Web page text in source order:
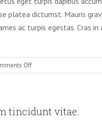
platea dictumst. Mauris
ac turpis egestas. Cras
Offon
Vestibulum
interdum
euismod
tincidunt vitae.